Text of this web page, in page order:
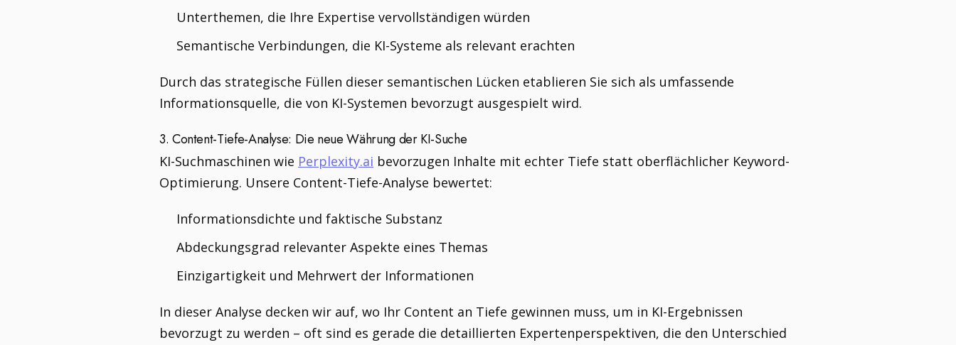
Unterthemen, die Ihre Expertise vervollständigen würden
Semantische Verbindungen, die KI-Systeme als relevant erachten
Durch das strategische Füllen dieser semantischen Lücken etablieren Sie sich als umfassende
Informationsquelle, die von KI-Systemen bevorzugt ausgespielt wird.
3. Content-Tiefe-Analyse: Die neue Währung der KI-Suche
KI-Suchmaschinen wie Perplexity.ai bevorzugen Inhalte mit echter Tiefe statt oberflächlicher Keyword-
Optimierung. Unsere Content-Tiefe-Analyse bewertet:
Informationsdichte und faktische Substanz
Abdeckungsgrad relevanter Aspekte eines Themas
Einzigartigkeit und Mehrwert der Informationen
In dieser Analyse decken wir auf, wo Ihr Content an Tiefe gewinnen muss, um in KI-Ergebnissen
bevorzugt zu werden – oft sind es gerade die detaillierten Expertenperspektiven, die den Unterschied